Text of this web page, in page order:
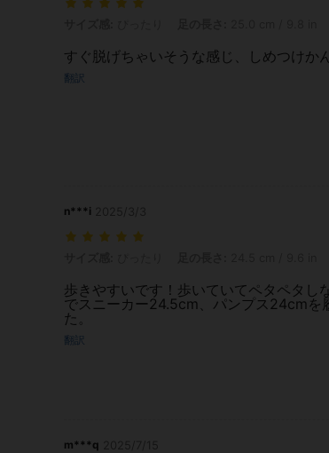
すぐ脱げちゃいそうな感じ、しめつけか
翻訳
n***i
歩きやすいです！歩いていてペタペタし
でスニーカー24.5cm、パンプス24cmを
た。
翻訳
m***q